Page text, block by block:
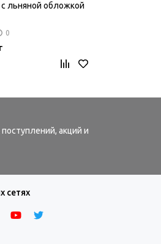
льняной обложкой
0
акций и
сетях